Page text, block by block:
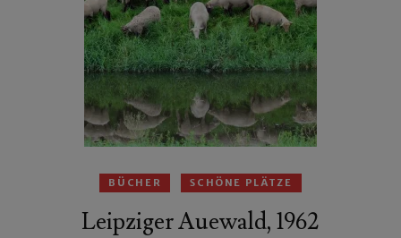
BÜCHER SCHÖNE PLÄTZE
Leipziger Auewald, 1962